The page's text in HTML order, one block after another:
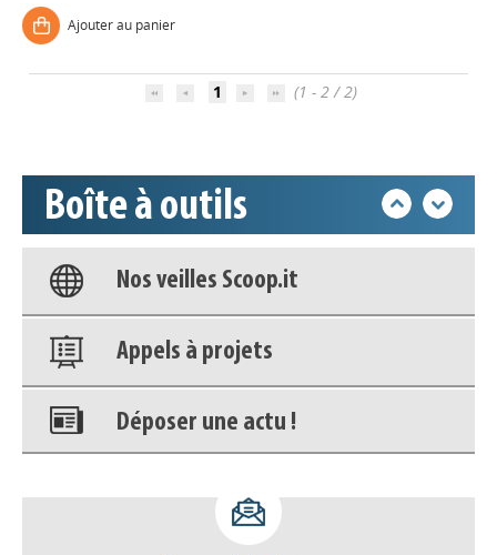
Ajouter au panier
1 (1 - 2 / 2)
Boîte à outils
Base documentaire
Nos veilles Scoop.it
Appels à projets
Déposer une actu !
déconnecter)